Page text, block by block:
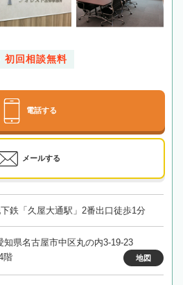
初回相談無料
電話する
メールする
鉄「久屋大通駅」2番出口徒歩1分
知県名古屋市中区丸の内3-19-23
階
地図